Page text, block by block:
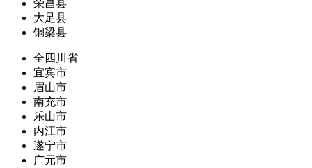
荣昌县
大足县
铜梁县
全四川省
宜宾市
眉山市
南充市
乐山市
内江市
遂宁市
广元市